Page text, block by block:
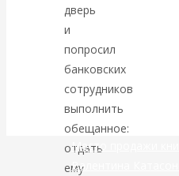
банковской
сфере России
уже начался
дверь
и
попросил
банковских
сотрудников
выполнить
обещанное:
отдать
ему
Место продажи
Валентина